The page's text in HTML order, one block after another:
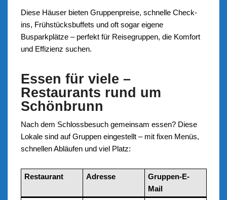
Diese Häuser bieten Gruppenpreise, schnelle Check-
ins, Frühstücksbuffets und oft sogar eigene
Busparkplätze – perfekt für Reisegruppen, die Komfort
und Effizienz suchen.
Essen für viele –
Restaurants rund um
Schönbrunn
Nach dem Schlossbesuch gemeinsam essen? Diese
Lokale sind auf Gruppen eingestellt – mit fixen Menüs,
schnellen Abläufen und viel Platz:
Restaurant Adresse
Gruppen-E-
Mail